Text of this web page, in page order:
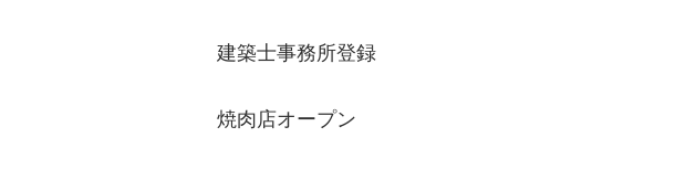
建築士事務所登録
焼肉店オープン